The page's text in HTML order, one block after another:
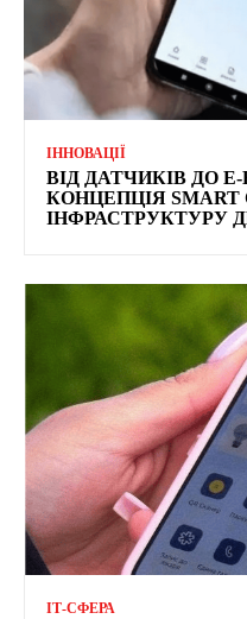
ІННОВАЦІЇ
ВІД ДАТЧИКІВ ДО
КОНЦЕПЦІЯ
ІНФРАСТРУКТУРУ
ІТ-СФЕРА